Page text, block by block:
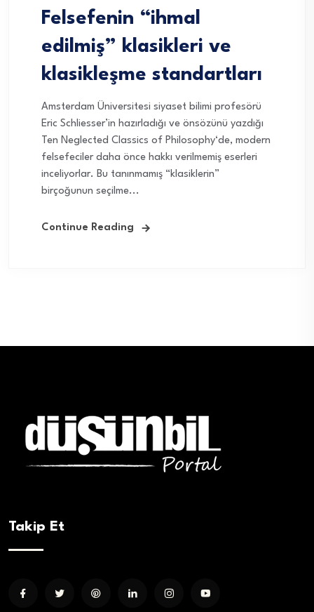
Felsefenin “ihmal
edilmiş” klasikleri ve
klasikleşme standartları
Amsterdam Üniversitesi siyaset bilimi profesörü
Eric Schliesser’in hazırladığı ve önsözünü yazdığı
Ten Neglected Classics of Philosophy‘de, modern
felsefeciler daha önce hakkı verilmemiş eserleri
inceliyorlar. Bu tanınmamış “klasiklerin”
birçoğunun seçilme...
Continue Reading
Takip Et